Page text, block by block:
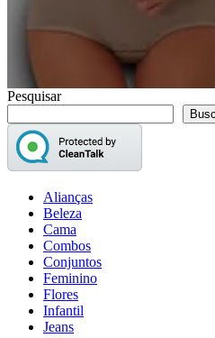
Pesquisar
Alianças
Beleza
Cama
Combos
Conjuntos
Feminino
Flores
Infantil
Jeans